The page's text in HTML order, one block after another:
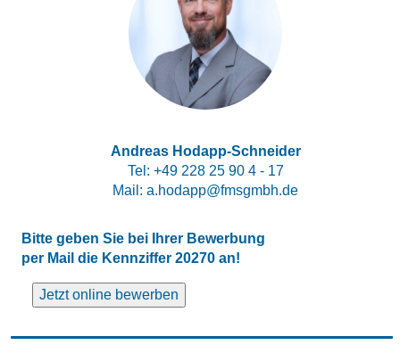
Andreas Hodapp-Schneider
Tel: +49 228 25 90 4 - 17
Mail: a.hodapp@fmsgmbh.de
Bitte geben Sie bei Ihrer Bewerbung
per Mail die Kennziffer 20270 an!
Jetzt online bewerben